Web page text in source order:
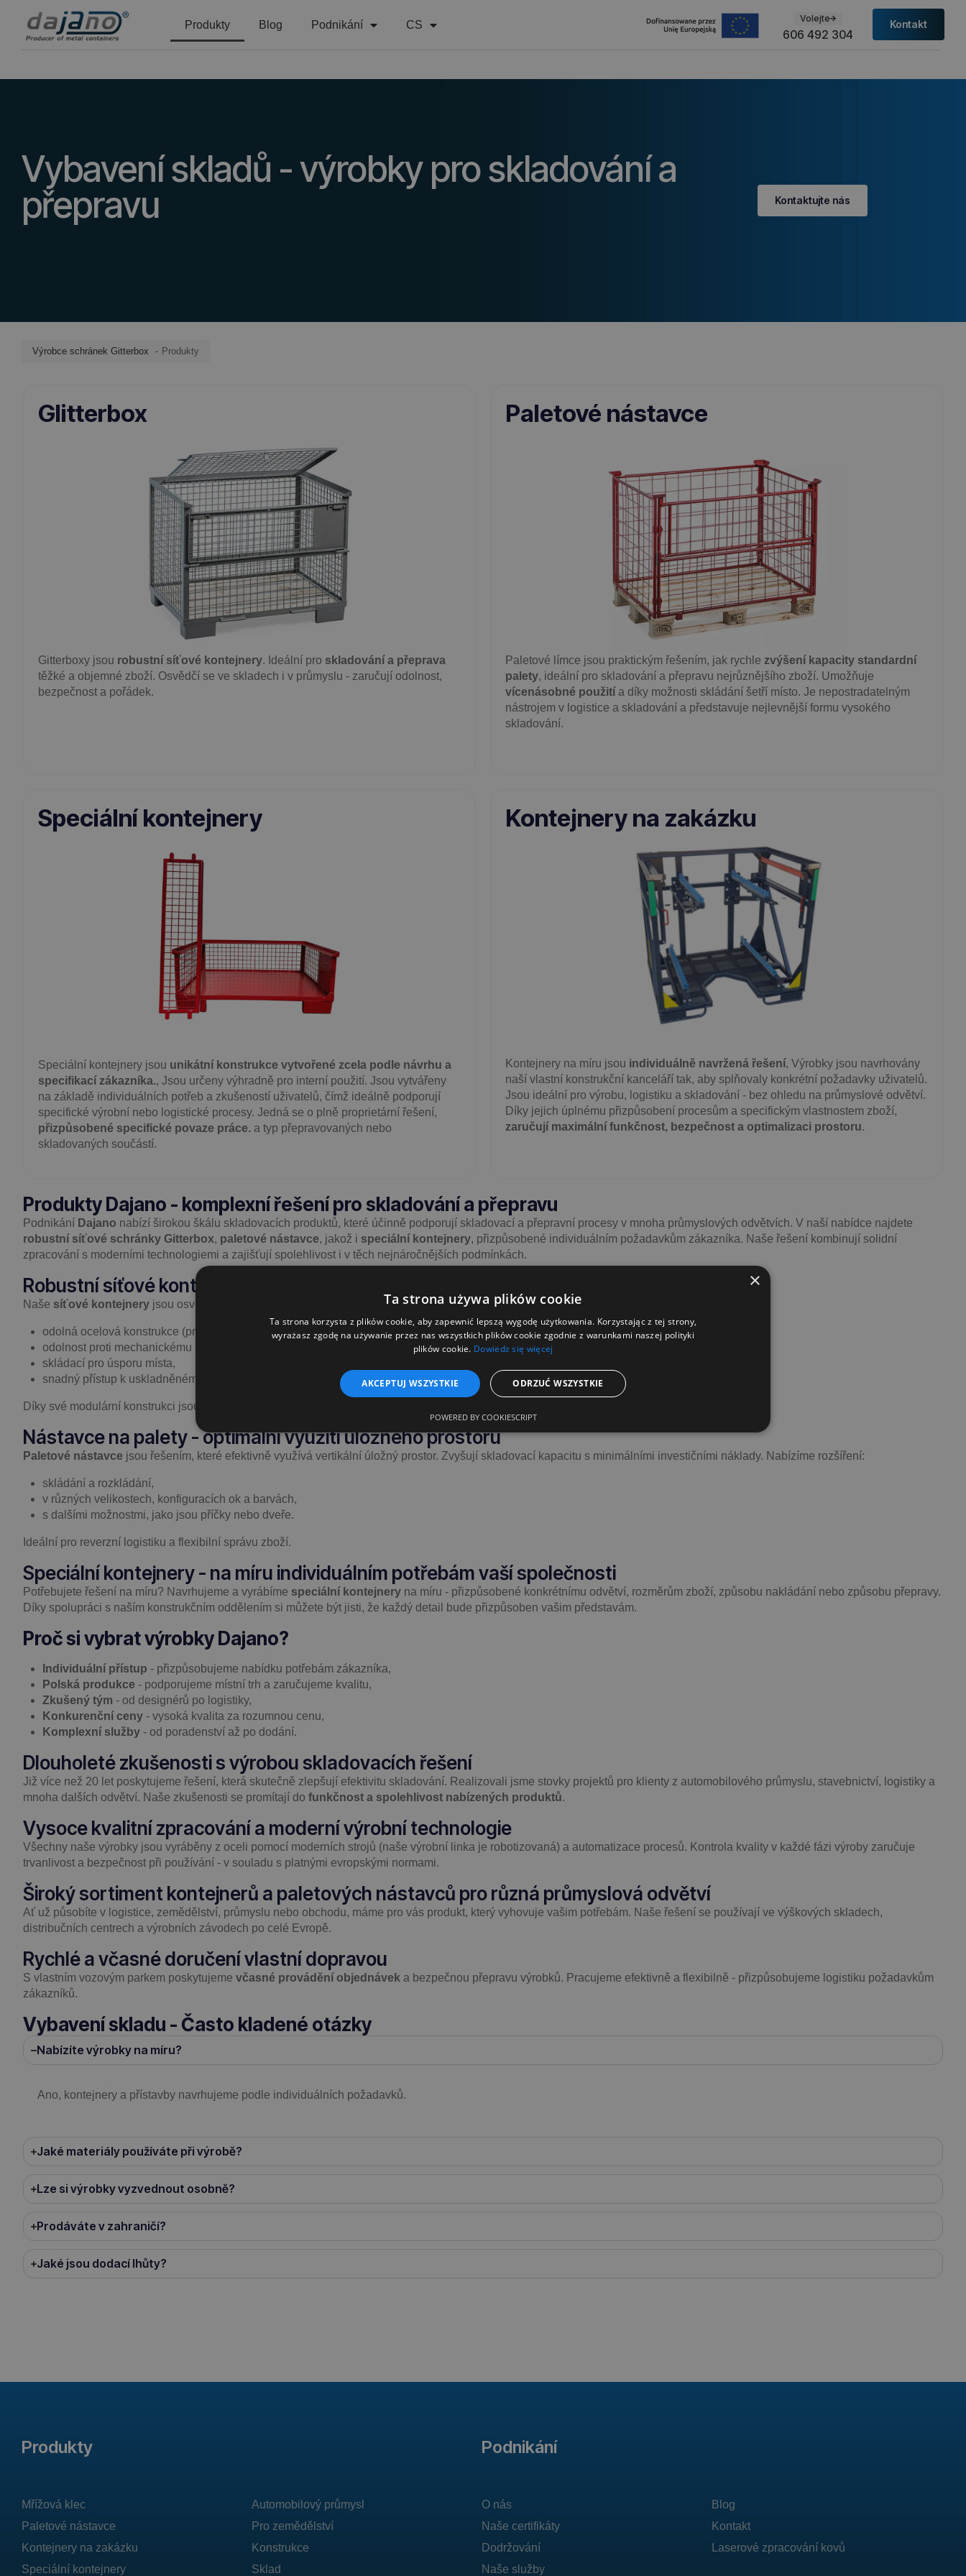
Produkty Blog Podnikání CS
Volejte
606 492 304
Kontakt
Vybavení skladů - výrobky pro skladování a
přepravu
Kontaktujte nás
Výrobce schránek Gitterbox Produkty
Glitterbox
Gitterboxy jsou robustní síťové kontejnery. Ideální pro skladování a přeprava
těžké a objemné zboží. Osvědčí se ve skladech i v průmyslu - zaručují odolnost,
bezpečnost a pořádek.
Paletové nástavce
Paletové límce jsou praktickým řešením, jak rychle zvýšení kapacity standardní
palety, ideální pro skladování a přepravu nejrůznějšího zboží. Umožňuje
vícenásobné použití a díky možnosti skládání šetří místo. Je nepostradatelným
nástrojem v logistice a skladování a představuje nejlevnější formu vysokého
skladování.
Speciální kontejnery
Speciální kontejnery jsou unikátní konstrukce vytvořené zcela podle návrhu a
specifikací zákazníka., Jsou určeny výhradně pro interní použití. Jsou vytvářeny
na základě individuálních potřeb a zkušeností uživatelů, čímž ideálně podporují
specifické výrobní nebo logistické procesy. Jedná se o plně proprietární řešení,
přizpůsobené specifické povaze práce. a typ přepravovaných nebo
skladovaných součástí.
Kontejnery na zakázku
Kontejnery na míru jsou individuálně navržená řešení, Výrobky jsou navrhovány
naší vlastní konstrukční kanceláří tak, aby splňovaly konkrétní požadavky uživatelů.
Jsou ideální pro výrobu, logistiku a skladování - bez ohledu na průmyslové odvětví.
Díky jejich úplnému přizpůsobení procesům a specifickým vlastnostem zboží,
zaručují maximální funkčnost, bezpečnost a optimalizaci prostoru.
Produkty Dajano - komplexní řešení pro skladování a přepravu
Podnikání Dajano nabízí širokou škálu skladovacích produktů, které účinně podporují skladovací a přepravní procesy v mnoha průmyslových odvětvích. V naší nabídce najdete
robustní síťové schránky Gitterbox, paletové nástavce, jakož i speciální kontejnery, přizpůsobené individuálním požadavkům zákazníka. Naše řešení kombinují solidní
zpracování s moderními technologiemi a zajišťují spolehlivost i v těch nejnáročnějších podmínkách.
Robustní síťové kontejnery - robustní řešení pro sklady a logistiku
Naše síťové kontejnery jsou osvědčenou volbou pro logistické a průmyslové společnosti. Vynikají:
odolná ocelová konstrukce (práškově lakovaná nebo pozinkovaná),
odolnost proti mechanickému poškození,
skládací pro úsporu místa,
snadný přístup k uskladněnému zboží.
Díky své modulární konstrukci jsou ideální pro použití ve skladech, výrobních halách a při přepravě.
Nástavce na palety - optimální využití úložného prostoru
Paletové nástavce jsou řešením, které efektivně využívá vertikální úložný prostor. Zvyšují skladovací kapacitu s minimálními investičními náklady. Nabízíme rozšíření:
skládání a rozkládání,
v různých velikostech, konfiguracích ok a barvách,
s dalšími možnostmi, jako jsou příčky nebo dveře.
Ideální pro reverzní logistiku a flexibilní správu zboží.
Speciální kontejnery - na míru individuálním potřebám vaší společnosti
Potřebujete řešení na míru? Navrhujeme a vyrábíme speciální kontejnery na míru - přizpůsobené konkrétnímu odvětví, rozměrům zboží, způsobu nakládání nebo způsobu přepravy.
Díky spolupráci s naším konstrukčním oddělením si můžete být jisti, že každý detail bude přizpůsoben vašim představám.
Proč si vybrat výrobky Dajano?
Individuální přístup - přizpůsobujeme nabídku potřebám zákazníka,
Polská produkce - podporujeme místní trh a zaručujeme kvalitu,
Zkušený tým - od designérů po logistiky,
Konkurenční ceny - vysoká kvalita za rozumnou cenu,
Komplexní služby - od poradenství až po dodání.
Dlouholeté zkušenosti s výrobou skladovacích řešení
Již více než 20 let poskytujeme řešení, která skutečně zlepšují efektivitu skladování. Realizovali jsme stovky projektů pro klienty z automobilového průmyslu, stavebnictví, logistiky a
mnoha dalších odvětví. Naše zkušenosti se promítají do funkčnost a spolehlivost nabízených produktů.
Vysoce kvalitní zpracování a moderní výrobní technologie
Všechny naše výrobky jsou vyráběny z oceli pomocí moderních strojů (naše výrobní linka je robotizovaná) a automatizace procesů. Kontrola kvality v každé fázi výroby zaručuje
trvanlivost a bezpečnost při používání - v souladu s platnými evropskými normami.
Široký sortiment kontejnerů a paletových nástavců pro různá průmyslová odvětví
Ať už působíte v logistice, zemědělství, průmyslu nebo obchodu, máme pro vás produkt, který vyhovuje vašim potřebám. Naše řešení se používají ve výškových skladech,
distribučních centrech a výrobních závodech po celé Evropě.
Rychlé a včasné doručení vlastní dopravou
S vlastním vozovým parkem poskytujeme včasné provádění objednávek a bezpečnou přepravu výrobků. Pracujeme efektivně a flexibilně - přizpůsobujeme logistiku požadavkům
zákazníků.
Vybavení skladu - Často kladené otázky
Nabízíte výrobky na míru?
Ano, kontejnery a přístavby navrhujeme podle individuálních požadavků.
Jaké materiály používáte při výrobě?
Lze si výrobky vyzvednout osobně?
Prodáváte v zahraničí?
Jaké jsou dodací lhůty?
Produkty
Mřížová klec
Paletové nástavce
Kontejnery na zakázku
Speciální kontejnery
Automobilový průmysl
Pro zemědělství
Konstrukce
Sklad
Podnikání
O nás
Naše certifikáty
Dodržování
Naše služby
Blog
Kontakt
Laserové zpracování kovů
×
Ta strona używa plików cookie
Ta strona korzysta z plików cookie, aby zapewnić lepszą wygodę użytkowania. Korzystając z tej strony,
wyrażasz zgodę na używanie przez nas wszystkich plików cookie zgodnie z warunkami naszej polityki
plików cookie. Dowiedz się więcej
AKCEPTUJ WSZYSTKIE ODRZUĆ WSZYSTKIE
POWERED BY COOKIESCRIPT